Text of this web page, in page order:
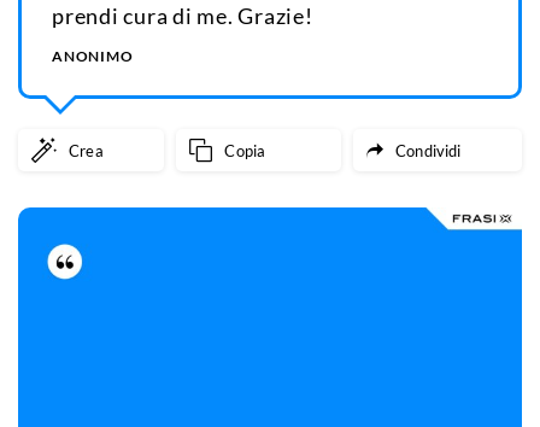
prendi cura di me. Grazie!
ANONIMO
Crea Copia Condividi